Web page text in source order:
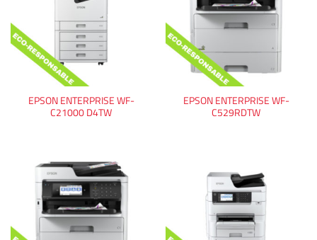
EPSON ENTERPRISE WF-
C21000 D4TW
EPSON ENTERPRISE WF-
C529RDTW